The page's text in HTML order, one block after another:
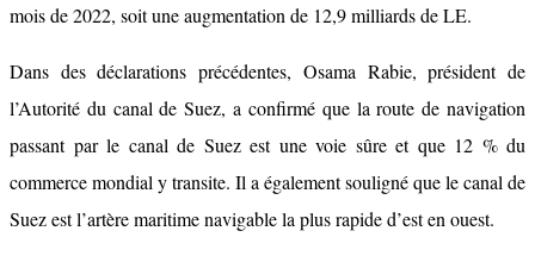
mois de 2022, soit une augmentation de 12,9 milliards de LE.
Dans des déclarations précédentes, Osama Rabie, président de
l’Autorité du canal de Suez, a confirmé que la route de navigation
passant par le canal de Suez est une voie sûre et que 12 % du
commerce mondial y transite. Il a également souligné que le canal de
Suez est l’artère maritime navigable la plus rapide d’est en ouest.